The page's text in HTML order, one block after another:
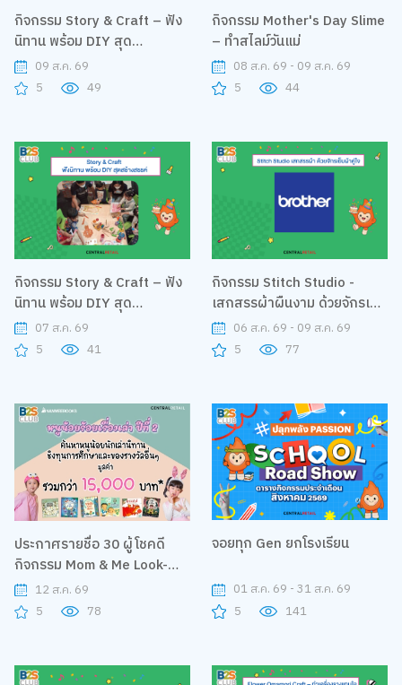
กิจกรรม Story & Craft – ฟัง
นิทาน พร้อม DIY สุด
สร้างสรรค์
09 ส.ค. 69
5
49
กิจกรรม Mother's Day Slime
– ทำสไลม์วันแม่
08 ส.ค. 69 - 09 ส.ค. 69
5
44
กิจกรรม Story & Craft – ฟัง
นิทาน พร้อม DIY สุด
สร้างสรรค์
07 ส.ค. 69
5
41
กิจกรรม Stitch Studio -
เสกสรรผ้าผืนงาม ด้วยจักรเย็บ
ผ้าคู่ใจ06 ส.ค. 69 - 09 ส.ค. 69
5
77
ประกาศรายชื่อ 30 ผู้โชคดี
กิจกรรม Mom & Me Look-
Alike Challenge
12 ส.ค. 69
5
78
จอยทุก Gen ยกโรงเรียน
01 ส.ค. 69 - 31 ส.ค. 69
5
141